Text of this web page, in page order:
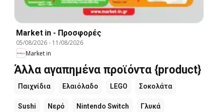
Market in - Προσφορές
05/08/2026- 11/08/2026
Market in
Άλλα αγαπημένα προϊόντα {product}
Παιχνίδια Ελαιόλαδο LEGO Σοκολάτα
Sushi Νερό Nintendo Switch Γλυκά